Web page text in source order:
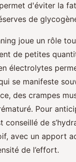
d'éviter la
de
joue un rôle
de petites
électrolytes
se manifeste
des crampes
Pour
conseillé de
avec un apport
de l’effort.